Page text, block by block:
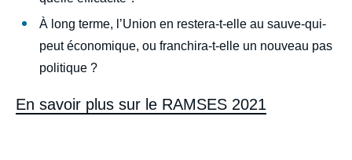
À long terme, l’Union en restera-t-elle au sauve-qui-
peut économique, ou franchira-t-elle un nouveau pas
politique ?
En savoir plus sur le RAMSES 2021